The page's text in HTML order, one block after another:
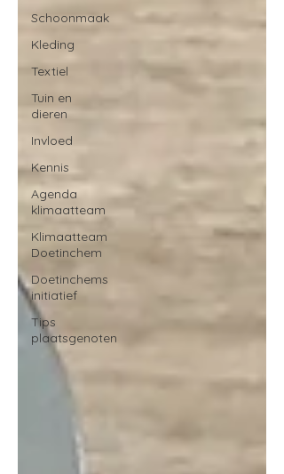
Schoonmaak
Kleding
Textiel
Tuin en
dieren
Invloed
Kennis
Agenda
klimaatteam
Klimaatteam
Doetinchem
Doetinchems
initiatief
Tips
plaatsgenoten